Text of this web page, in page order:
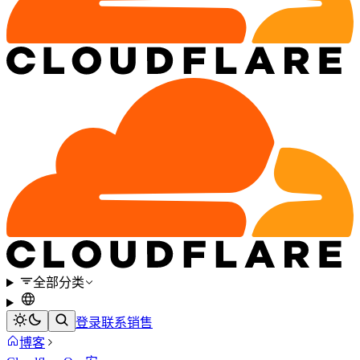
全部分类
登录联系销售
博客